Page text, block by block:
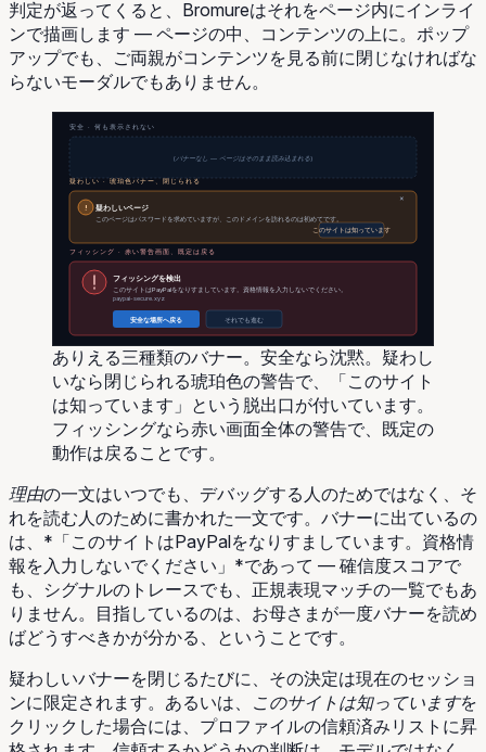
判定が返ってくると、Bromureはそれをページ内にインライ
ンで描画します — ページの中、コンテンツの上に。ポップ
アップでも、ご両親がコンテンツを見る前に閉じなければな
らないモーダルでもありません。
安全 · 何も表示されない
(バナーなし — ページはそのまま読み込まれる)
疑わしい · 琥珀色バナー、閉じられる
!
疑わしいページ
このページはパスワードを求めていますが、このドメインを訪れるのは初めてです。
このサイトは知っています
×
フィッシング · 赤い警告画面、既定は戻る
フィッシングを検出
このサイトはPayPalをなりすましています。資格情報を入力しないでください。
paypai-secure.xyz
安全な場所へ戻る それでも進む
ありえる三種類のバナー。安全なら沈黙。疑わし
いなら閉じられる琥珀色の警告で、「このサイト
は知っています」という脱出口が付いています。
フィッシングなら赤い画面全体の警告で、既定の
動作は戻ることです。
理由の一文はいつでも、デバッグする人のためではなく、そ
れを読む人のために書かれた一文です。バナーに出ているの
は、*「このサイトはPayPalをなりすましています。資格情
報を入力しないでください」*であって — 確信度スコアで
も、シグナルのトレースでも、正規表現マッチの一覧でもあ
りません。目指しているのは、お母さまが一度バナーを読め
ばどうすべきかが分かる、ということです。
疑わしいバナーを閉じるたびに、その決定は現在のセッショ
ンに限定されます。あるいは、 このサイトは知っていますを
クリックした場合には、プロファイルの信頼済みリストに昇